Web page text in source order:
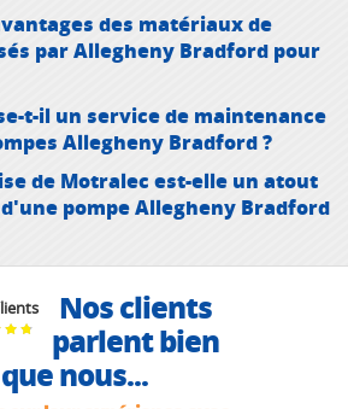
des matériaux de
par Allegheny Bradford pour
t-il un service de maintenance
Allegheny Bradford ?
de Motralec est-elle un atout
pompe Allegheny Bradford
Nos clients
parlent bien
nous...